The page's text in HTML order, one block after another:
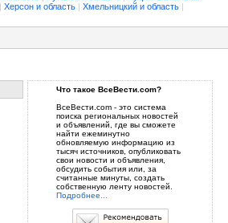
| Херсон и область | Хмельницкий и область |
Что такое ВсеВести.com?
ВсеВести.com - это система
поиска региональных новостей
и объявлений, где вы сможете
найти ежеминутно
обновляемую информацию из
тысяч источников, опубликовать
свои новости и объявления,
обсудить события или, за
считанные минуты, создать
собственную ленту новостей.
Подробнее...